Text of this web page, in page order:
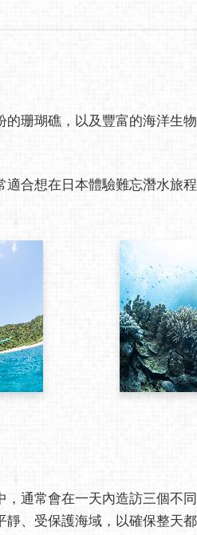
的珊瑚礁，以及豐富的海洋生
合想在日本體驗難忘潛水旅程
通常會在一天內造訪三個不
、受保護海域，以確保整天